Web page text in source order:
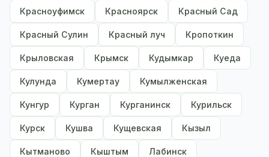
Красноуфимск Красноярск Красный Сад
Красный Сулин Красный луч Кропоткин
Крыловская Крымск Кудымкар Куеда
Кулунда Кумертау Кумылженская
Кунгур Курган Курганинск Курильск
Курск Кушва Кущевская Кызыл
Кытманово Кыштым Лабинск